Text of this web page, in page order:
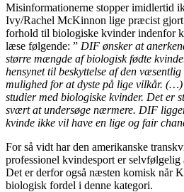
Misinformationerne stopper imidlertid
Ivy/Rachel McKinnon lige præcist gjort
forhold til biologiske kvinder indenfor
læse følgende: ” DIF ønsker at
større mængde af biologisk fødte
hensynet til beskyttelse af den
mulighed for at dyste på lige vilkår.
studier med biologiske kvinder. Det er
svært at undersøge nærmere. DIF
kvinde ikke vil have en lige og fair
For så vidt har den amerikanske
professionel kvindesport er
Det er derfor også næsten komisk når
biologisk fordel i denne kategori.